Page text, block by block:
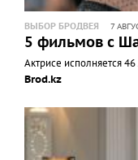
ВЫБОР БРОДВЕЯ 7
5 фильмов с
Актрисе исполняется 46
Brod.kz